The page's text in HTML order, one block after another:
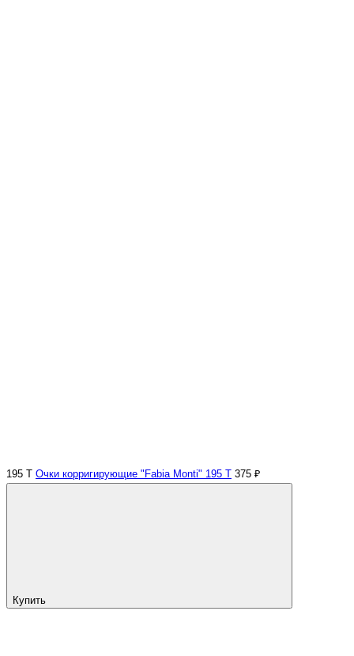
195 Т Очки корригирующие "Fabia Monti" 195 Т 375 ₽
Купить